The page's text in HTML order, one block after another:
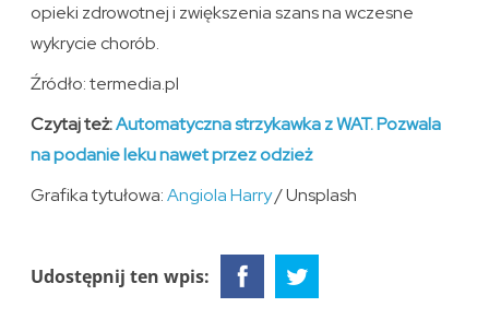
opieki zdrowotnej i zwiększenia szans na wczesne
wykrycie chorób.
Źródło: termedia.pl
Czytaj też:Automatyczna strzykawka z WAT. Pozwala
na podanie leku nawet przez odzież
Grafika tytułowa:Angiola Harry/ Unsplash
Udostępnij ten wpis: